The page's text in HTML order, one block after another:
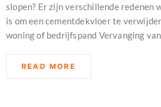
slopen? Er zijn verschillende redenen
is om een cementdekvloer te
woning of bedrijfspand Vervanging
READ MORE